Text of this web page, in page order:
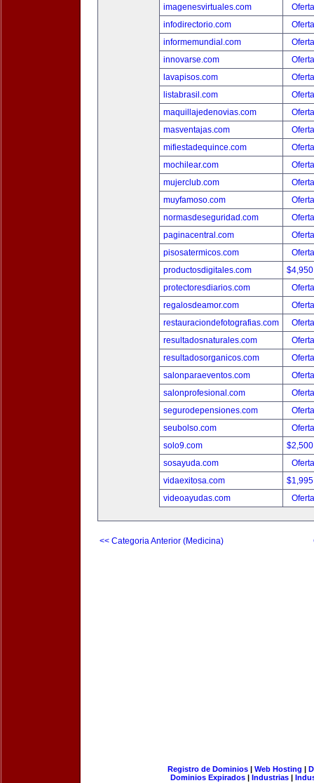
imagenesvirtuales.com
infodirectorio.com
informemundial.com
innovarse.com
lavapisos.com
listabrasil.com
maquillajedenovias.com
masventajas.com
mifiestadequince.com
mochilear.com
mujerclub.com
muyfamoso.com
normasdeseguridad.com
paginacentral.com
pisosatermicos.com
productosdigitales.com
protectoresdiarios.com
regalosdeamor.com
restauraciondefotografias.com
resultadosnaturales.com
resultadosorganicos.com
salonparaeventos.com
salonprofesional.com
segurodepensiones.com
seubolso.com
solo9.com
sosayuda.com
vidaexitosa.com
videoayudas.com
<< Categoria Anterior (Medicina)
Registro de Dominios| Web Hosting |
Dominios Expirados | Industrias |